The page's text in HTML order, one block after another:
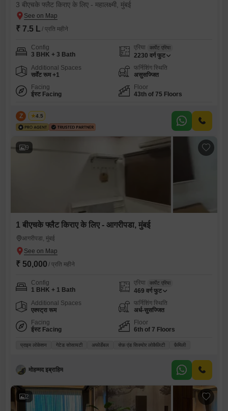
3 बीएचके फ्लैट किराए के लिए - महालक्ष्मी, मुंबई
₹ 7.5 L / प्रति महीने
Config
3 BHK + 3 Bath
एरिया कार्पेट एरिया
2230 वर्ग फुट
Additional Spaces
सर्वेंट रूम +1
फर्निशिंग स्थिति
असुसज्जित
Facing
ईस्ट Facing
Floor
43th of 75 Floors
Z Zeltro
4.5
9
1 बीएचके फ्लैट किराए के लिए - आगरीपडा, मुंबई
आगरीपडा, मुंबई
₹ 50,000 / प्रति महीने
Config
1 BHK + 1 Bath
एरिया कार्पेट एरिया
469 वर्ग फुट
Additional Spaces
एक्स्ट्रा रूम
फर्निशिंग स्थिति
अर्ध-सुसज्जित
Facing
ईस्ट Facing
Floor
6th of 7 Floors
प्राइम लोकेशन गेटेड सोसायटी अफोर्डेबल सेफ़ एंड सिक्योर लोकैलिटी फ़ैमिली
मोहम्मद इब्राहिम
2